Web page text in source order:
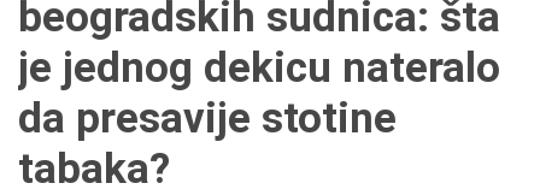
beogradskih sudnica: šta
je jednog dekicu nateralo
da presavije stotine
tabaka?